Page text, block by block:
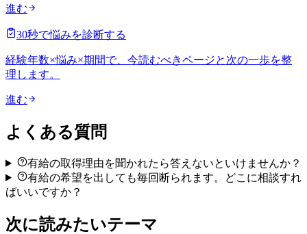
進む
30秒で悩みを診断する
経験年数×悩み×期間で、今読むべきページと次の一歩を整
理します。
進む
よくある質問
有給の取得理由を聞かれたら答えないといけませんか？
有給の希望を出しても毎回断られます。どこに相談すれ
ばいいですか？
次に読みたいテーマ